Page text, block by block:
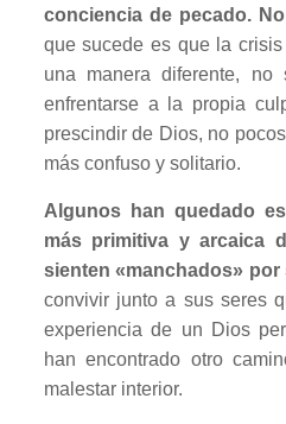
conciencia de pecado.
que sucede es que la
una manera diferente, no
enfrentarse a la propia
prescindir de Dios, no
más confuso y solitario.
Algunos han quedado
más primitiva y arcaica
sienten «manchados» por
convivir junto a sus seres
experiencia de un Dios
han encontrado otro
malestar interior.